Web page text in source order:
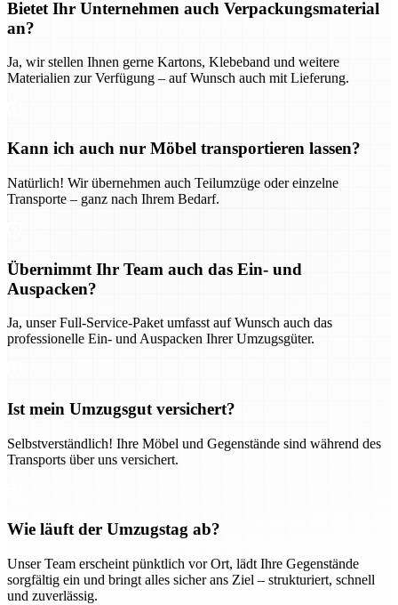
Bietet Ihr Unternehmen auch Verpackungsmaterial
an?
Ja, wir stellen Ihnen gerne Kartons, Klebeband und weitere
Materialien zur Verfügung – auf Wunsch auch mit Lieferung.
Kann ich auch nur Möbel transportieren lassen?
Natürlich! Wir übernehmen auch Teilumzüge oder einzelne
Transporte – ganz nach Ihrem Bedarf.
Übernimmt Ihr Team auch das Ein- und
Auspacken?
Ja, unser Full-Service-Paket umfasst auf Wunsch auch das
professionelle Ein- und Auspacken Ihrer Umzugsgüter.
Ist mein Umzugsgut versichert?
Selbstverständlich! Ihre Möbel und Gegenstände sind während des
Transports über uns versichert.
Wie läuft der Umzugstag ab?
Unser Team erscheint pünktlich vor Ort, lädt Ihre Gegenstände
sorgfältig ein und bringt alles sicher ans Ziel – strukturiert, schnell
und zuverlässig.